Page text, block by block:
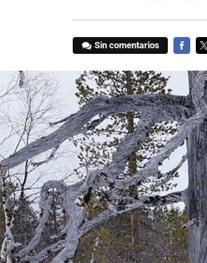
Sin comentarios